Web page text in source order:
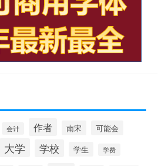
会计 作者 南宋 可能会
大学 学校 学生 学费